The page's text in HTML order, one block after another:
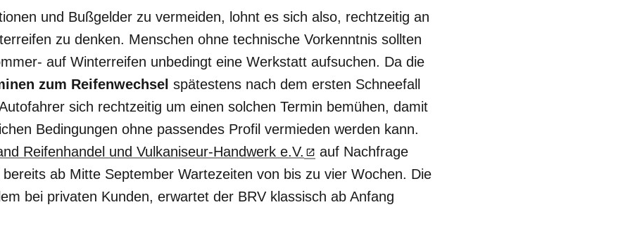
und Bußgelder zu vermeiden, lohnt es sich also, rechtzeitig an
zu denken. Menschen ohne technische Vorkenntnis sollten
auf Winterreifen unbedingt eine Werkstatt aufsuchen. Da die
zum Reifenwechsel spätestens nach dem ersten Schneefall
sich rechtzeitig um einen solchen Termin bemühen, damit
Bedingungen ohne passendes Profil vermieden werden kann.
Reifenhandel und Vulkaniseur-Handwerk e.V.
auf Nachfrage
ab Mitte September Wartezeiten von bis zu vier Wochen. Die
bei privaten Kunden, erwartet der BRV klassisch ab Anfang